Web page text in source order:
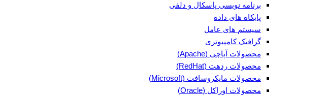
برنامه نویسی پاسکال و دلفی
پایکاه های داده
سیستم های عامل
گرافیک کامپیوتری
محصولات آپاچی (Apache)
محصولات ردهت (RedHat)
محصولات مایکروسافت (Microsoft)
محصولات اوراکل (Oracle)